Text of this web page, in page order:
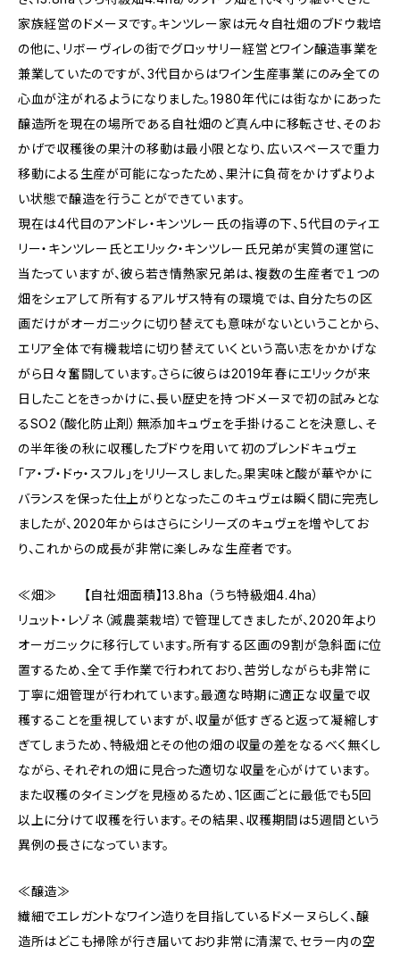
家族経営のドメーヌです。キンツレー家は元々自社畑のブドウ栽培
の他に、リボーヴィレの街でグロッサリー経営とワイン醸造事業を
兼業していたのですが、3代目からはワイン生産事業にのみ全ての
心血が注がれるようになりました。1980年代には街なかにあった
醸造所を現在の場所である自社畑のど真ん中に移転させ、そのお
かげで収穫後の果汁の移動は最小限となり、広いスペースで重力
移動による生産が可能になったため、果汁に負荷をかけずよりよ
い状態で醸造を行うことができています。
現在は4代目のアンドレ・キンツレー氏の指導の下、5代目のティエ
リー・キンツレー氏とエリック・キンツレー氏兄弟が実質の運営に
当たっていますが、彼ら若き情熱家兄弟は、複数の生産者で１つの
畑をシェアして所有するアルザス特有の環境では、自分たちの区
画だけがオーガニックに切り替えても意味がないということから、
エリア全体で有機栽培に切り替えていくという高い志をかかげな
がら日々奮闘しています。さらに彼らは2019年春にエリックが来
日したことをきっかけに、長い歴史を持つドメーヌで初の試みとな
るSO2（酸化防止剤）無添加キュヴェを手掛けることを決意し、そ
の半年後の秋に収穫したブドウを用いて初のブレンドキュヴェ
「ア・ブ・ドゥ・スフル」をリリースしました。果実味と酸が華やかに
バランスを保った仕上がりとなったこのキュヴェは瞬く間に完売し
ましたが、2020年からはさらにシリーズのキュヴェを増やしてお
り、これからの成長が非常に楽しみな生産者です。
≪畑≫ 【自社畑面積】13.8ha （うち特級畑4.4ha）
リュット・レゾネ（減農薬栽培）で管理してきましたが、2020年より
オーガニックに移行しています。所有する区画の9割が急斜面に位
置するため、全て手作業で行われており、苦労しながらも非常に
丁寧に畑管理が行われています。最適な時期に適正な収量で収
穫することを重視していますが、収量が低すぎると返って凝縮しす
ぎてしまうため、特級畑とその他の畑の収量の差をなるべく無くし
ながら、それぞれの畑に見合った適切な収量を心がけています。
また収穫のタイミングを見極めるため、1区画ごとに最低でも5回
以上に分けて収穫を行います。その結果、収穫期間は5週間という
異例の長さになっています。
≪醸造≫
繊細でエレガントなワイン造りを目指しているドメーヌらしく、醸
造所はどこも掃除が行き届いており非常に清潔で、セラー内の空